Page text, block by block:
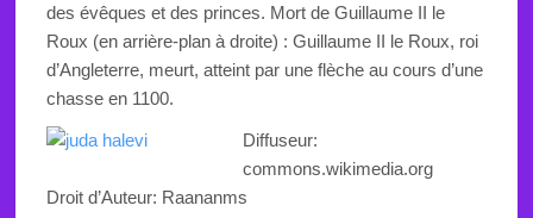
des évêques et des princes. Mort de Guillaume II le
Roux (en arrière-plan à droite) : Guillaume II le Roux, roi
d’Angleterre, meurt, atteint par une flèche au cours d’une
chasse en 1100.
Diffuseur:
commons.wikimedia.org
Droit d’Auteur: Raananms